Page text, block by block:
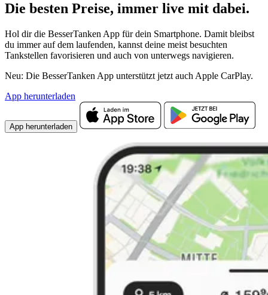
Die besten Preise, immer live mit dabei.
Hol dir die BesserTanken App für dein Smartphone. Damit bleibst
du immer auf dem laufenden, kannst deine meist besuchten
Tankstellen favorisieren und auch von unterwegs navigieren.
Neu: Die BesserTanken App unterstützt jetzt auch Apple CarPlay.
App herunterladen
App herunterladen